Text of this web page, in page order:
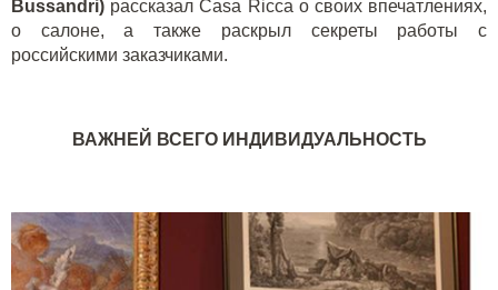
Bussandri) рассказал Casa Ricca о своих впечатлениях,
о салоне, а также раскрыл секреты работы с
российскими заказчиками.
ВАЖНЕЙ ВСЕГО ИНДИВИДУАЛЬНОСТЬ